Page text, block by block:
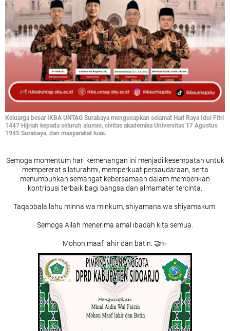
Keluarga besar IKBA UNTAG Surabaya mengucapkan selamat Hari Raya Idul Fitri
1447 Hijriah kepada seluruh alumni, civitas akademika Universitas 17 Agustus
1945 Surabaya, dan masyarakat luas.
Semoga momentum hari kemenangan ini menjadi kesempatan untuk
mempererat silaturahmi, memperkuat persaudaraan, serta
menumbuhkan semangat kebersamaan dalam memberikan
kontribusi terbaik bagi bangsa dan almamater tercinta.
Taqabbalallahu minna wa minkum, shiyamana wa shiyamakum.
Semoga Allah menerima amal ibadah kita semua.
Mohon maaf lahir dan batin. 🤝✨